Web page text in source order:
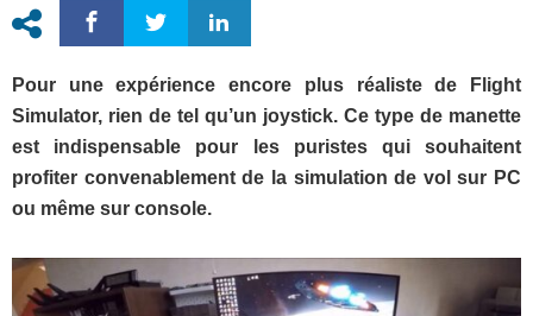
Pour une expérience encore plus réaliste de Flight
Simulator, rien de tel qu’un joystick. Ce type de manette
est indispensable pour les puristes qui souhaitent
profiter convenablement de la simulation de vol sur PC
ou même sur console.